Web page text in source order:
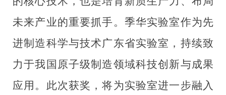
未来产业的重要抓手。季华实验室作为先
进制造科学与技术广东省实验室，持续致
力于我国原子级制造领域科技创新与成果
应用。此次获奖，将为实验室进一步融入